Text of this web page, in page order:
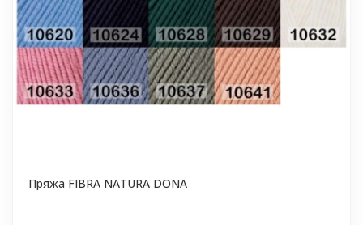
Пряжа FIBRA NATURA DONA